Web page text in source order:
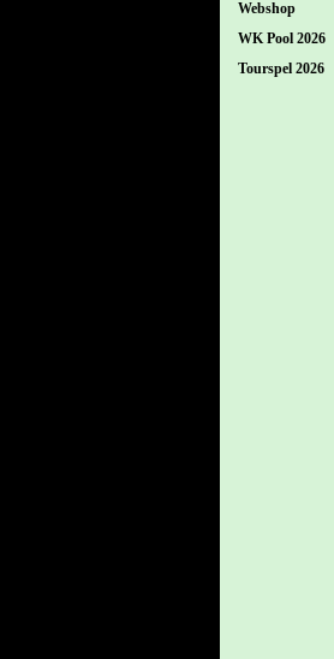
Webshop
WK Pool 2026
Tourspel 2026